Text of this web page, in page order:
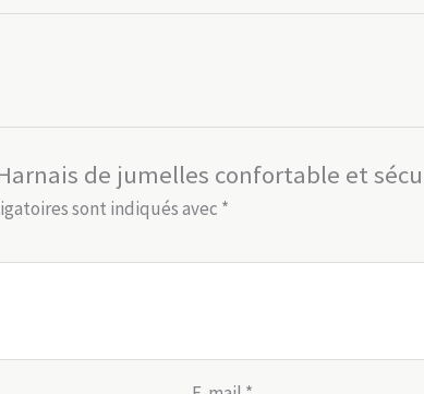
de jumelles confortable et
sont indiqués avec *